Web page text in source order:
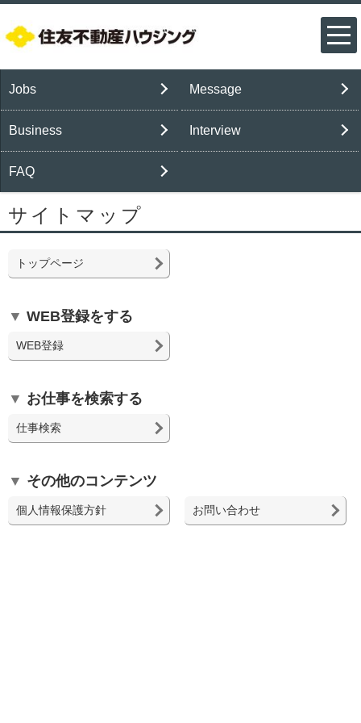
Jobs Message
Business Interview
FAQ
サイトマップ
トップページ
WEB登録をする
WEB登録
お仕事を検索する
仕事検索
その他のコンテンツ
個人情報保護方針 お問い合わせ